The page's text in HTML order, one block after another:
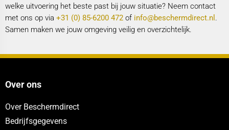
welke uitvoering het beste past bij jouw situatie? Neem contact
met ons op via +31 (0) 85-6200 472of info@beschermdirect.nl .
Samen maken we jouw omgeving veilig en overzichtelijk.
Over ons
Over Beschermdirect
Bedrijfsgegevens